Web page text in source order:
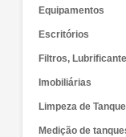
Equipamentos
Escritórios
Filtros,
Imobiliárias
Limpeza de
Medição de